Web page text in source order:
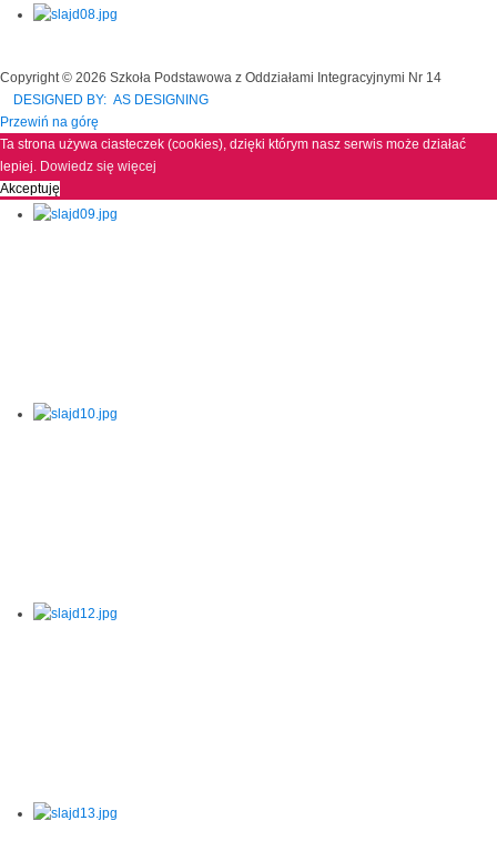
Copyright © 2026 Szkoła Podstawowa z Oddziałami Integracyjnymi Nr 14
DESIGNED BY: AS DESIGNING
Przewiń na górę
Ta strona używa ciasteczek (cookies), dzięki którym nasz serwis może działać
lepiej. Dowiedz się więcej
Akceptuję